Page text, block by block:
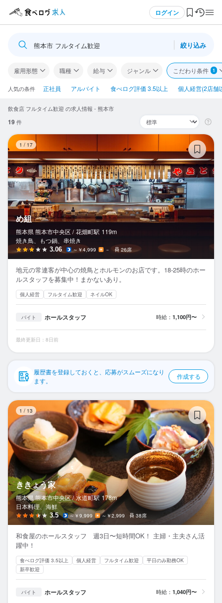
ログイン
ログイン・無料会員登録
食べログ求人TOP
求人検索
閲覧履歴
気になる求人
検索履歴・保存した条件
応募履歴
WEB履歴書
スカウト・メルマガ受信設定
ヘルプ・お問い合わせフォーム
掲載をご検討の店舗様へ
食べログ求人PRESS
プライバシーポリシー
利用規約
熊本市 フルタイム歓迎 絞り込み
雇用形態 職種 給与 ジャンル こだわり条件 1
人気の条件 正社員 アルバイト 食べログ評価 3.5以上 個人経営(2店舗
飲食店 フルタイム歓迎 の求人情報 - 熊本市
19件
1 / 17
め組
熊本県 熊本市中央区 / 花畑町駅 119m
焼き鳥、もつ鍋、串焼き
3.06 ～￥4,999 － 26席
地元の常連客が中心の焼鳥とホルモンのお店です。18-25時のホー
ルスタッフを募集中！まかないあり。
個人経営 フルタイム歓迎 ネイルOK
バイト ホールスタッフ 時給： 1,100円〜
最終更新日：8日前
履歴書を登録しておくと、応募がスムーズになり
ます。
作成する
1 / 13
ききょう家
熊本県 熊本市中央区 / 水道町駅 178m
日本料理、海鮮
3.5 ～￥9,999 ～￥2,999 38席
和食屋のホールスタッフ 週3日〜短時間OK！ 主婦・主夫さん活
躍中！
食べログ評価 3.5以上 個人経営 フルタイム歓迎
平日のみ勤務OK
新卒歓迎
バイト ホールスタッフ 時給： 1,040円〜